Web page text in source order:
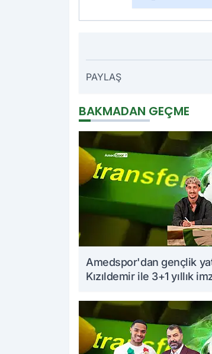
PAYLAŞ
BAKMADAN GEÇME
Amedspor'dan gençlik
Kızıldemir ile 3+1 yıllık